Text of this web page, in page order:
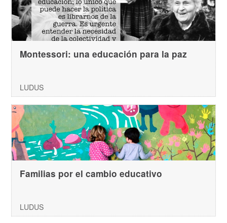
Montessori: una educación para la paz
LUDUS
Familias por el cambio educativo
LUDUS